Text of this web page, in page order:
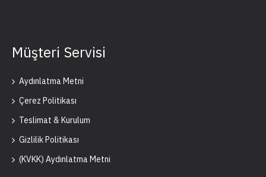
Müşteri Servisi
Aydınlatma Metni
Çerez Politikası
Teslimat & Kurulum
Gizlilik Politikası
(KVKK) Aydınlatma Metni